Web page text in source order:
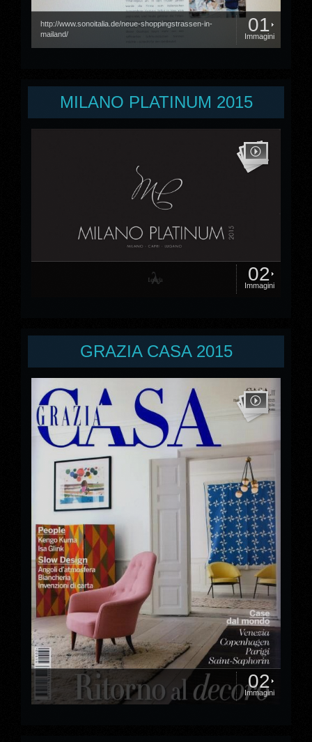
http://www.sonoitalia.de/neue-shoppingstrassen-in-
mailand/
01
Immagini
MILANO PLATINUM 2015
02
Immagini
GRAZIA CASA 2015
02
Immagini